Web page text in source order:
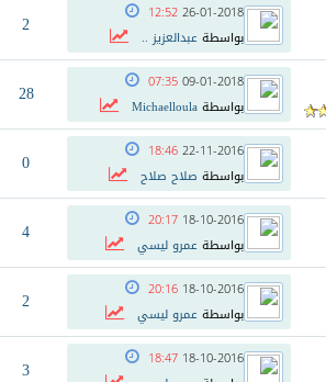
26-01-2018
12:52
بواسطةعبدالعزيز .. 2
09-01-2018
07:35
بواسطةMichaelloula
28
22-11-2016
18:46
بواسطة صلاح صلاح 0
18-10-2016
20:17
بواسطةعمرو ليسي 4
18-10-2016
20:16
بواسطةعمرو ليسي 2
18-10-2016
18:47
3